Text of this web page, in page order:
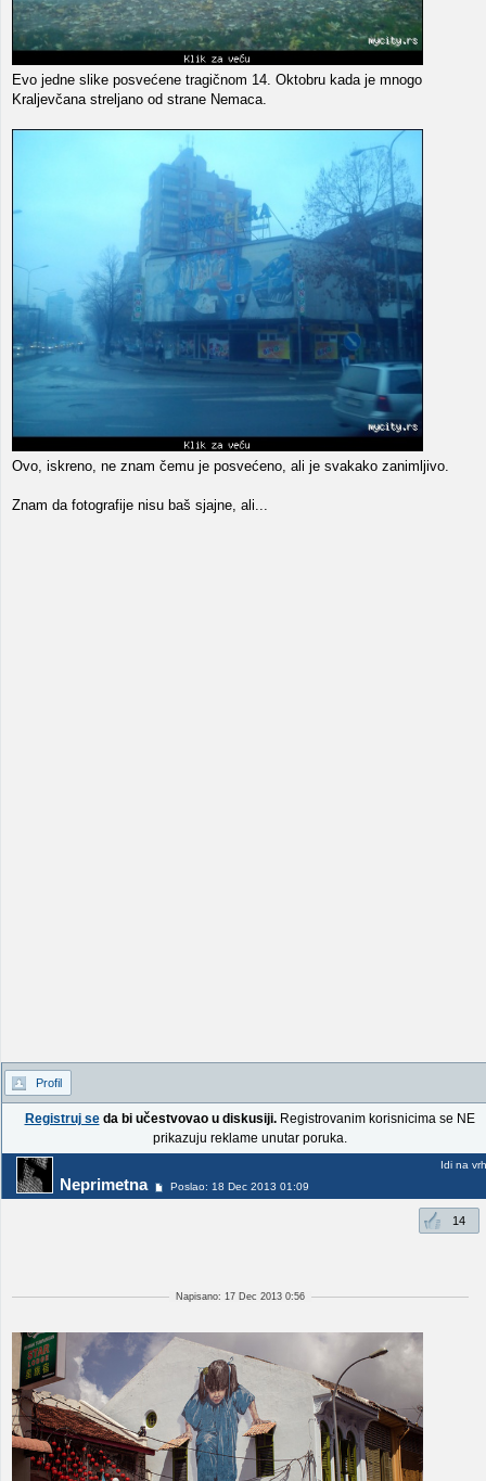
Evo jedne slike posvećene tragičnom 14. Oktobru kada je mnogo
Kraljevčana streljano od strane Nemaca.
Ovo, iskreno, ne znam čemu je posvećeno, ali je svakako zanimljivo.
Znam da fotografije nisu baš sjajne, ali...
Profil
Registruj seda bi učestvovao u diskusiji.Registrovanim korisnicima se NE
prikazuju reklame unutar poruka.
Neprimetna Poslao: 18 Dec 2013 01:09
Idi na vrh
14
Napisano: 17 Dec 2013 0:56